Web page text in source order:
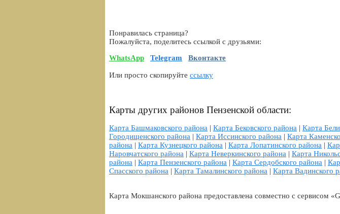
Понравилась страница?
Пожалуйста, поделитесь ссылкой с друзьями:
WhatsApp
Telegram Вконтакте
Или просто скопируйте ссылку
Карты других районов Пензенской области:
Карта Башмаковского района | Карта Бековского района | Карта
Городищенского района | Карта Иссинского района | Карта
района | Карта Кузнецкого района | Карта Лопатинского района |
Наровчатского района | Карта Неверкинского района | Карта
района | Карта Пензенского района | Карта Сердобского района |
Спасского района | Карта Тамалинского района | Карта Вадинского
Карта Мокшанского района предоставлена совместно с сервисом